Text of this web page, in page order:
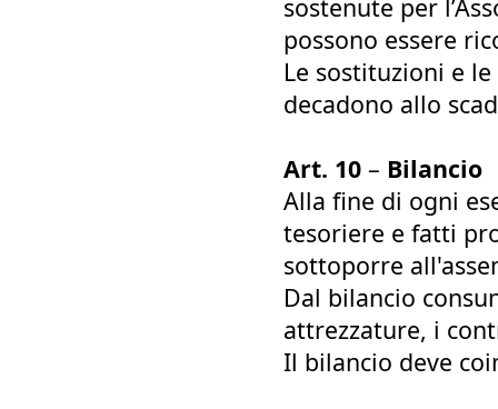
sostenute per
possono essere
Le sostituzioni e
decadono allo
Art. 10 – Bilancio
Alla fine di ogni
tesoriere e fatti
sottoporre
Dal bilancio
attrezzature, i
Il bilancio deve